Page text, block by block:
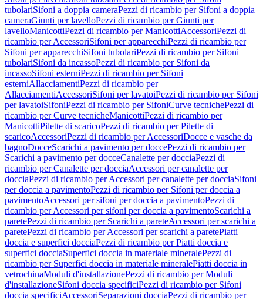
tubolariSifoni a doppia cameraPezzi di ricambio per Sifoni a doppia
cameraGiunti per lavelloPezzi di ricambio per Giunti per
lavelloManicottiPezzi di ricambio per ManicottiAccessoriPezzi di
ricambio per AccessoriSifoni per apparecchiPezzi di ricambio per
Sifoni per apparecchiSifoni tubolariPezzi di ricambio per Sifoni
tubolariSifoni da incassoPezzi di ricambio per Sifoni da
incassoSifoni esterniPezzi di ricambio per Sifoni
esterniAllacciamentiPezzi di ricambio per
AllacciamentiAccessoriSifoni per lavatoiPezzi di ricambio per Sifoni
per lavatoiSifoniPezzi di ricambio per SifoniCurve tecnichePezzi di
ricambio per Curve tecnicheManicottiPezzi di ricambio per
ManicottiPilette di scaricoPezzi di ricambio per Pilette di
scaricoAccessoriPezzi di ricambio per AccessoriDocce e vasche da
bagnoDocceScarichi a pavimento per doccePezzi di ricambio per
Scarichi a pavimento per docceCanalette per docciaPezzi di
ricambio per Canalette per docciaAccessori per canalette per
docciaPezzi di ricambio per Accessori per canalette per docciaSifoni
per doccia a pavimentoPezzi di ricambio per Sifoni per doccia a
pavimentoAccessori per sifoni per doccia a pavimentoPezzi di
ricambio per Accessori per sifoni per doccia a pavimentoScarichi a
paretePezzi di ricambio per Scarichi a pareteAccessori per scarichi a
paretePezzi di ricambio per Accessori per scarichi a paretePiatti
doccia e superfici docciaPezzi di ricambio per Piatti doccia e
superfici docciaSuperfici doccia in materiale mineralePezzi di
ricambio per Superfici doccia in materiale mineralePiatti doccia in
vetrochinaModuli d'installazionePezzi di ricambio per Moduli
d'installazioneSifoni doccia specificiPezzi di ricambio per Sifoni
doccia specificiAccessoriSeparazioni docciaPezzi di ricambio per